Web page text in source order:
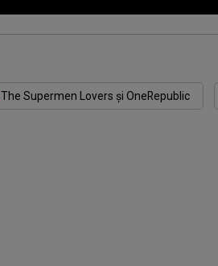
The Supermen Lovers și ‪OneRepublic‬